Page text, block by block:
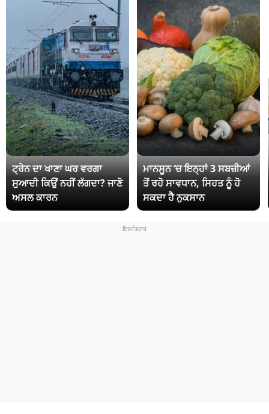
ਟ੍ਰੇਨ ਦਾ ਖਾਣਾ ਘਰ ਵਰਗਾ
ਸੁਆਦੀ ਕਿਉਂ ਨਹੀਂ ਲੱਗਦਾ? ਜਾਣੋ
ਅਸਲ ਕਾਰਨ
ਮਾਨਸੂਨ ‘ਚ ਇਨ੍ਹਾਂ 3 ਸਬਜ਼ੀਆਂ
ਤੋਂ ਰਹੋ ਸਾਵਧਾਨ, ਸਿਹਤ ਨੂੰ ਹੋ
ਸਕਦਾ ਹੈ ਨੁਕਸਾਨ